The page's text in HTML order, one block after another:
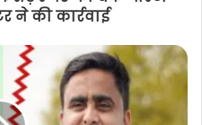
ने की कार्रवाई